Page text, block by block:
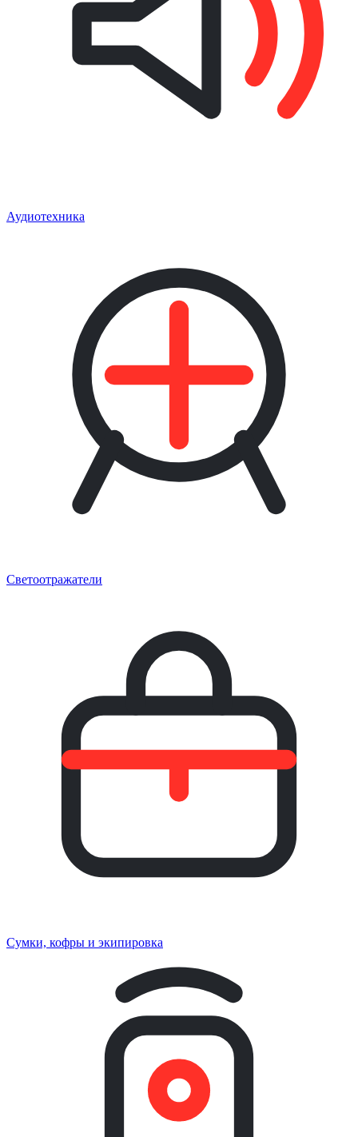
Аудиотехника
Светоотражатели
Сумки, кофры и экипировка